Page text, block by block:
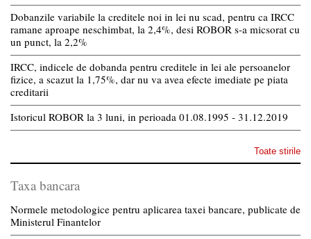
Dobanzile variabile la creditele noi in lei nu scad, pentru ca IRCC
ramane aproape neschimbat, la 2,4%, desi ROBOR s-a micsorat cu
un punct, la 2,2%
IRCC, indicele de dobanda pentru creditele in lei ale persoanelor
fizice, a scazut la 1,75%, dar nu va avea efecte imediate pe piata
creditarii
Istoricul ROBOR la 3 luni, in perioada 01.08.1995 - 31.12.2019
Toate stirile
Taxa bancara
Normele metodologice pentru aplicarea taxei bancare, publicate de
Ministerul Finantelor